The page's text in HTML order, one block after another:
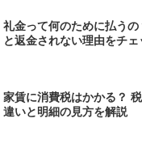
礼金って何のために払う
と返金されない理由をチェ
家賃に消費税はかかる？
違いと明細の見方を解説